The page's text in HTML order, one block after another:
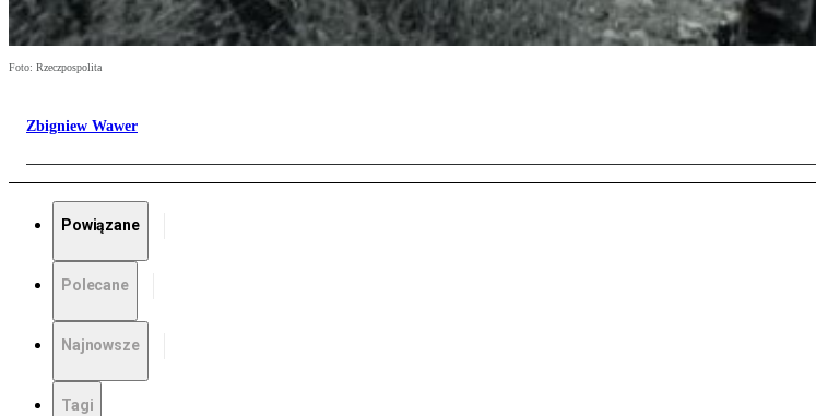
Foto: Rzeczpospolita
Zbigniew Wawer
Powiązane
Polecane
Najnowsze
Tagi